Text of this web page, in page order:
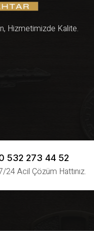
Hizmetimizde Kalite.
532 273 44 52
24 Acil Çözüm Hattınız.